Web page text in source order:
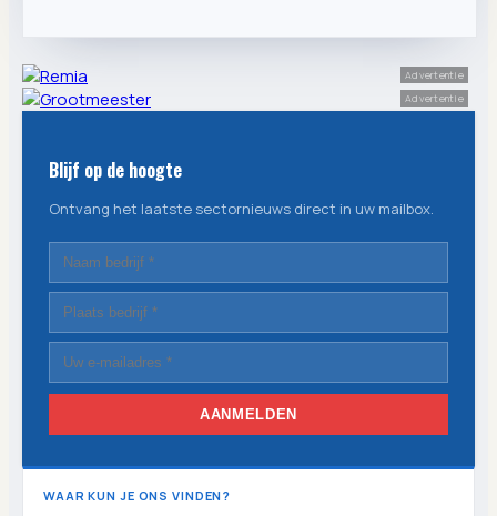
Advertentie
Advertentie
Blijf op de hoogte
Ontvang het laatste sectornieuws direct in uw mailbox.
AANMELDEN
WAAR KUN JE ONS VINDEN?